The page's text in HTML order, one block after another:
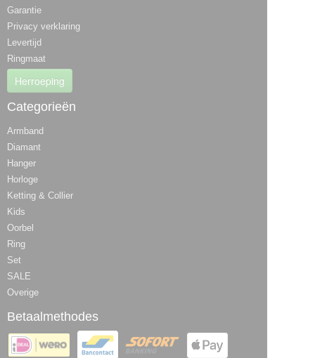
Garantie
Privacy verklaring
Levertijd
Ringmaat
Herroeping
Categorieën
Armband
Diamant
Hanger
Horloge
Ketting & Collier
Kids
Oorbel
Ring
Set
SALE
Overige
Betaalmethodes